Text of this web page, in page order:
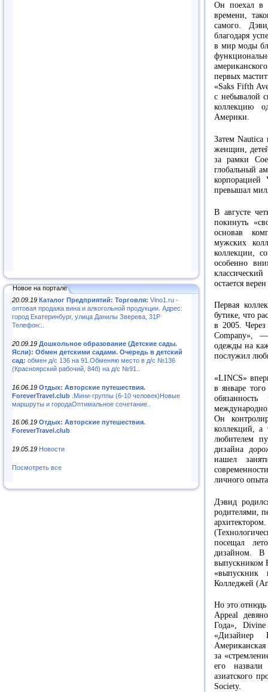
Новое на портале
20.09.19 Каталог Предприятий: Торговля: Vino1.ru -
оптовая продажа вина и алкогольной продукции. Адрес:
город Екатеринбург, улица Данилы Зверева, 31Р
Телефон:..
20.09.19 Дошкольное образование (Детские сады.
Ясли): Обмен детскими садами. Очередь в детский
сад: обмен д/с 136 на 91.Обменяю место в д/с №136
(Красноярский рабочий, 84б) на д/с №91..
16.06.19 Отдых: Авторские путешествия.
ForeverTravel.club .Мини-группы (6-10 человек)Новые
маршруты и городаОптимальное сочетание..
16.06.19 Отдых: Авторские путешествия.
ForeverTravel.club
19.05.19 Новости
Посмотреть все
Он поехал в
времени,
самого.
благодаря
в мир моды
первых
«Saks Fifth
с небывалой
коллекцию
Америки.
Затем Nautica
женщин,
за рамки
глобальный
превышал
В августе
покинуть
основав
мужских
коллекции,
особенно
остается
Первая
бутике, что
в 2005.
Company»,
одежды на
послужил
«LINCS»
в январе
Он
коллекций, а
любителем
дизайна
нашел
личного
Дэвид
родителями,
посещал
дизайном. В
выпускником
«выпускник
Колледжей
Но это
Appeal
Года»,
«Дизайнер
за
его
азиатского
Society.